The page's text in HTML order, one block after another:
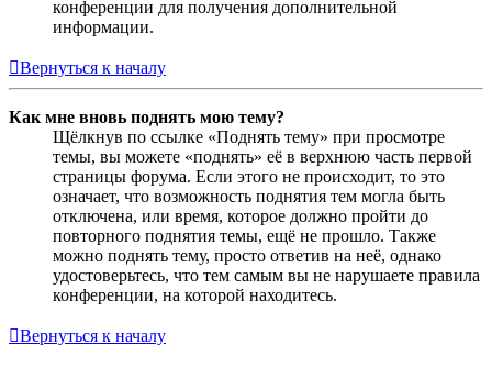
конференции для получения дополнительной
информации.
Вернуться к началу
Как мне вновь поднять мою тему?
Щёлкнув по ссылке «Поднять тему» при просмотре
темы, вы можете «поднять» её в верхнюю часть первой
страницы форума. Если этого не происходит, то это
означает, что возможность поднятия тем могла быть
отключена, или время, которое должно пройти до
повторного поднятия темы, ещё не прошло. Также
можно поднять тему, просто ответив на неё, однако
удостоверьтесь, что тем самым вы не нарушаете правила
конференции, на которой находитесь.
Вернуться к началу